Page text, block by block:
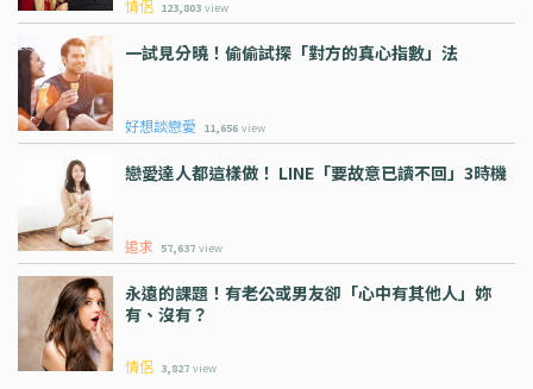
情侶 123,803 view
一試見分曉！偷偷試探「對方的真心指數」法
好想談戀愛 11,656 view
戀愛達人都這樣做！ LINE「要故意已讀不回」3時機
追求 57,637 view
永遠的課題！有老公或男友卻「心中有其他人」妳
有、沒有？
情侶 3,827 view